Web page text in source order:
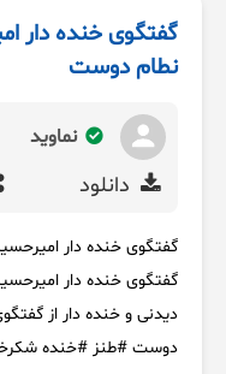
گفتگوی خنده دار
نطام دوست
نماوید
دانلود
گفتگوی خنده دار
گفتگوی خنده دار
دیدنی و خنده دار از
دوست #طنز #خنده